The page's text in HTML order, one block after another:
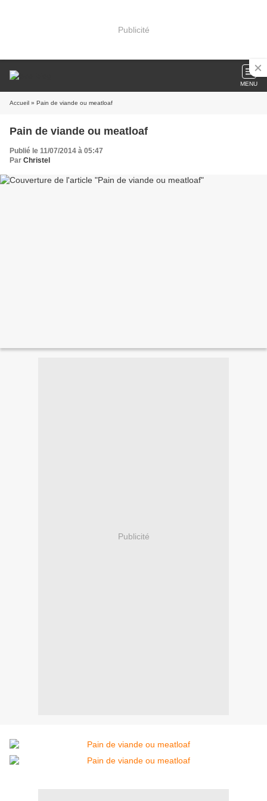
Publicité
MENU
Accueil » Pain de viande ou meatloaf
Pain de viande ou meatloaf
Publié le 11/07/2014 à 05:47
Par Christel
Publicité